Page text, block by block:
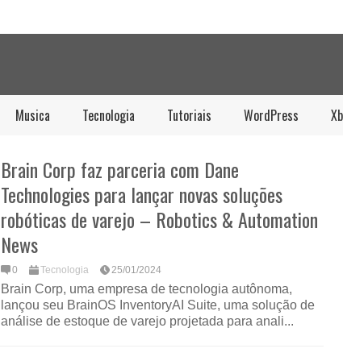
Musica Tecnologia Tutoriais WordPress
Brain Corp faz parceria com Dane
Technologies para lançar novas soluções
robóticas de varejo – Robotics & Automation
News
0 Tecnologia 25/01/2024
Brain Corp, uma empresa de tecnologia autônoma,
lançou seu BrainOS InventoryAI Suite, uma solução de
análise de estoque de varejo projetada para anali...